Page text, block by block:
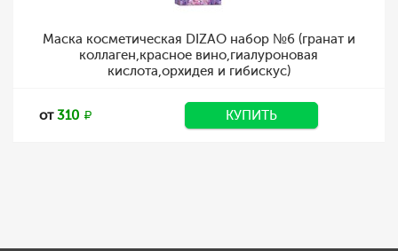
Маска косметическая DIZAO набор №6 (гранат и
коллаген,красное вино,гиалуроновая
кислота,орхидея и гибискус)
от310 КУПИТЬ